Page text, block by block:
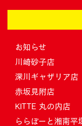
お知らせ
川崎砂子店
深川ギャザリア店
赤坂見附店
KITTE 丸の内店
ららぽーと湘南平